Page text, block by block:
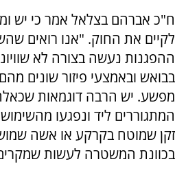
ח"כ אברהם בצלאל אמר כי יש
לקיים את החוק. "אנו רואים
ההפגנות נעשה בצורה לא
בבואש ובאמצעי פיזור שונים
מפשע. יש הרבה דוגמאות
המתגוררים ליד ונפגעו
זקן שמוטח בקרקע או אשה
בכוונת המשטרה לעשות